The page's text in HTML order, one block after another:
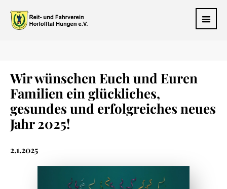
Wir wünschen Euch und Euren
Familien ein glückliches,
gesundes und erfolgreiches neues
Jahr 2025!
2.1.2025